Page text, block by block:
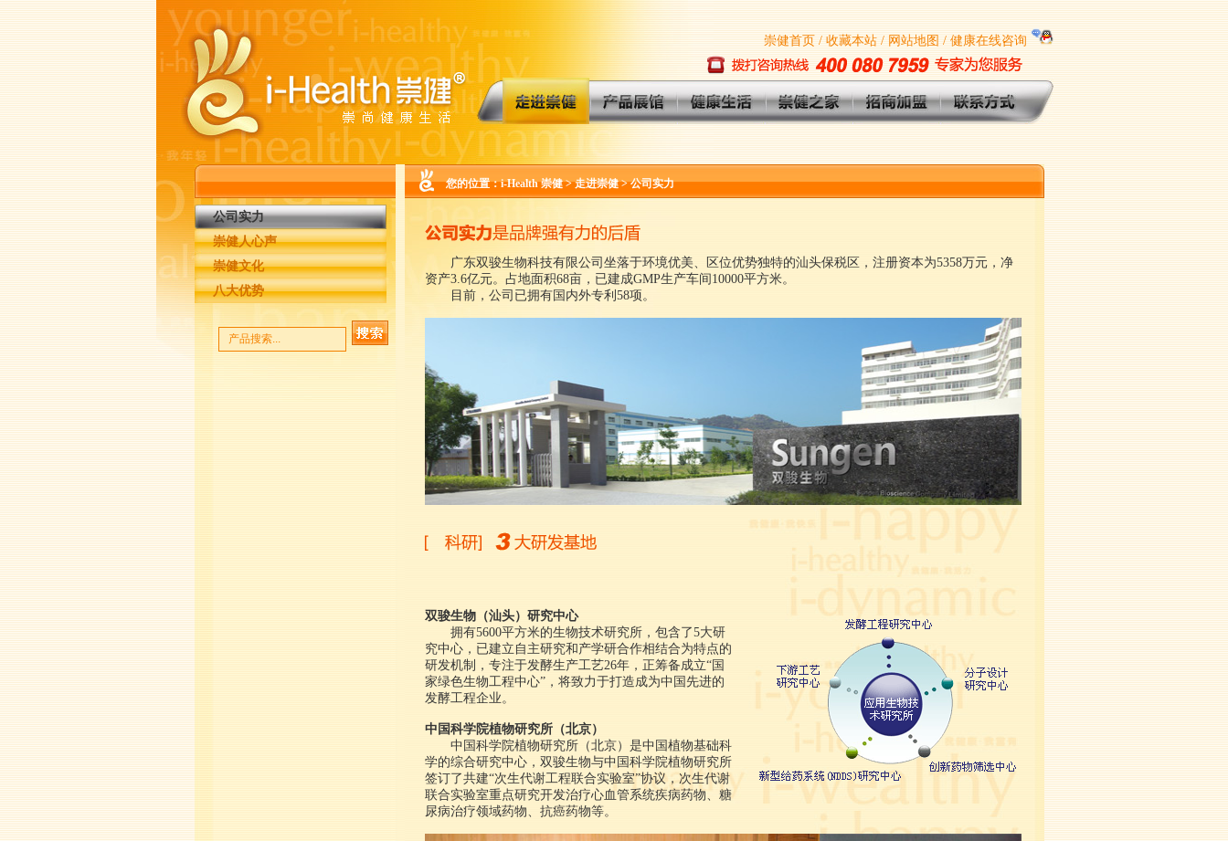
崇健首页/收藏本站/网站地图/健康在线咨询
公司实力
崇健人心声
崇健文化
八大优势
您的位置：i-Health 崇健>走进崇健>公司实力
广东双骏生物科技有限公司坐落于环境优美、区位优势独特的汕头保税区，注册资本为5358万元，净
资产3.6亿元。占地面积68亩，已建成GMP生产车间10000平方米。
目前，公司已拥有国内外专利58项。
双骏生物（汕头）研究中心
拥有5600平方米的生物技术研究所，包含了5大研
究中心，已建立自主研究和产学研合作相结合为特点的
研发机制，专注于发酵生产工艺26年，正筹备成立“国
家绿色生物工程中心”，将致力于打造成为中国先进的
发酵工程企业。
中国科学院植物研究所（北京）
中国科学院植物研究所（北京）是中国植物基础科
学的综合研究中心，双骏生物与中国科学院植物研究所
签订了共建“次生代谢工程联合实验室”协议，次生代谢
联合实验室重点研究开发治疗心血管系统疾病药物、糖
尿病治疗领域药物、抗癌药物等。